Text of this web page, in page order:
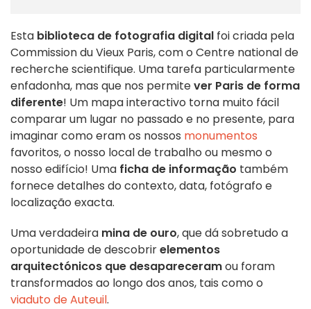
Esta biblioteca de fotografia digital foi criada pela
Commission du Vieux Paris, com o Centre national de
recherche scientifique. Uma tarefa particularmente
enfadonha, mas que nos permitever Paris de forma
diferente! Um mapa interactivo torna muito fácil
comparar um lugar no passado e no presente, para
imaginar como eram os nossos monumentos
favoritos, o nosso local de trabalho ou mesmo o
nosso edifício! Uma ficha de informação também
fornece detalhes do contexto, data, fotógrafo e
localização exacta.
Uma verdadeira mina de ouro, que dá sobretudo a
oportunidade de descobrirelementos
arquitectónicos que desapareceramou foram
transformados ao longo dos anos, tais como o
viaduto de Auteuil.